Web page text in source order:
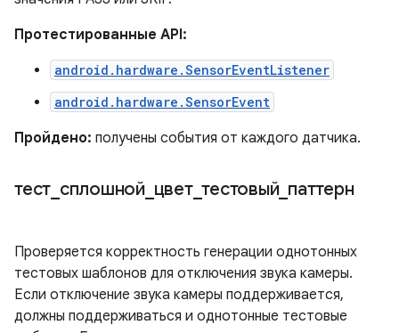
Протестированные API:
android.hardware.SensorEventListener
android.hardware.SensorEvent
Пройдено: получены события от каждого датчика.
тест сплошной_ цвет_тестовый_ паттерн
Проверяется корректность генерации однотонных
тестовых шаблонов для отключения звука камеры.
Если отключение звука камеры поддерживается,
должны поддерживаться и однотонные тестовые